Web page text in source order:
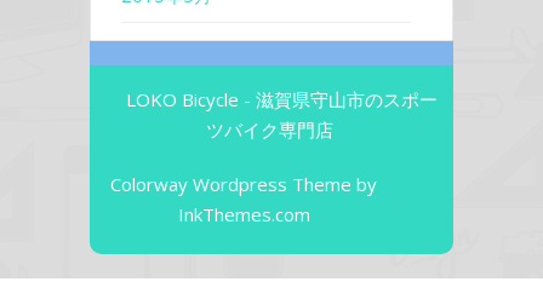
LOKO Bicycle - 滋賀県守山市のスポー
ツバイク専門店
Colorway Wordpress Theme by
InkThemes.com